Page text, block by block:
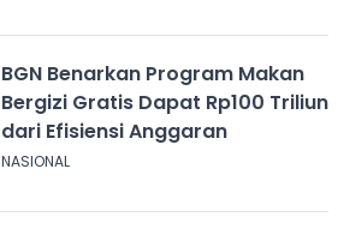
BGN Benarkan Program Makan
Bergizi Gratis Dapat Rp100 Triliun
dari Efisiensi Anggaran
NASIONAL